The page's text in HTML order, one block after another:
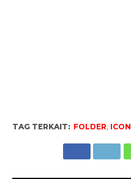
TAG TERKAIT: FOLDER ICON